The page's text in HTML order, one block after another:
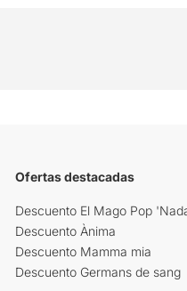
Ofertas destacadas
Descuento El Mago Pop
Descuento Ànima
Descuento Mamma mia
Descuento Germans de sang